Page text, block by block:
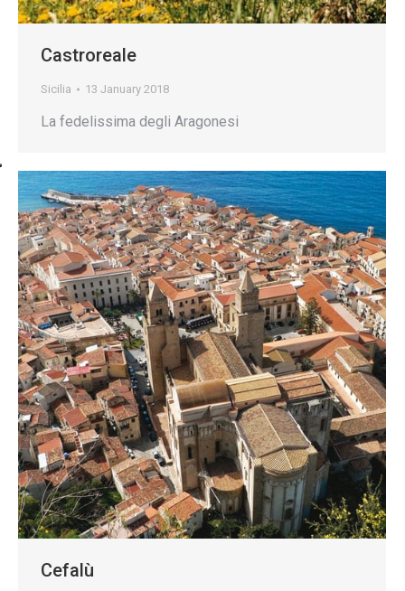
Castroreale
Sicilia 13 January 2018
La fedelissima degli Aragonesi
Cefalù